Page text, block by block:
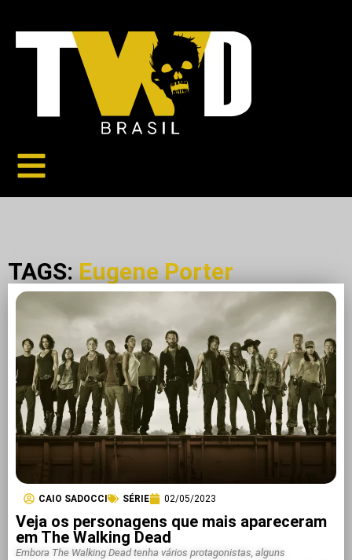
TAGS: Eugene Porter
CAIO SADOCCI SÉRIE 02/05/2023
Veja os personagens que mais apareceram
em The Walking Dead
Embora The Walking Dead tenha vários protagonistas, alguns